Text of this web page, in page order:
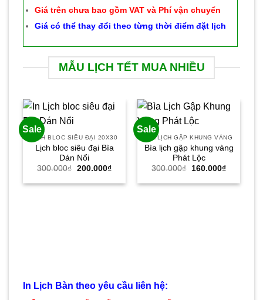
Giá trên chưa bao gồm VAT và Phí vận chuyển
Giá có thể thay đổi theo từng thời điểm đặt lịch
MẪU LỊCH TẾT MUA NHIỀU
Sale
LỊCH BLOC SIÊU ĐẠI 20X30
Lịch bloc siêu đại Bìa
Dán Nổi
300.000₫ Giá
là:
200.000₫Giá
tại
Sale
BÌA LỊCH GẬP KHUNG VÀNG
Bìa lịch gập khung vàng
Phát Lộc
300.000₫
Giá
là:
160.000₫Giá
tại
In Lịch Bàn theo yêu cầu liên hệ: